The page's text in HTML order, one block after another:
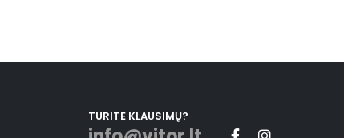
TURITE KLAUSIMŲ?